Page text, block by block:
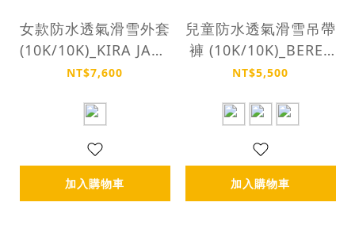
女款防水透氣滑雪外套
(10K/10K)_KIRA JACK
ET
NT$7,600
加入購物車
兒童防水透氣滑雪吊帶
褲 (10K/10K)_BERET
T YOUTH PANTS
NT$5,500
加入購物車